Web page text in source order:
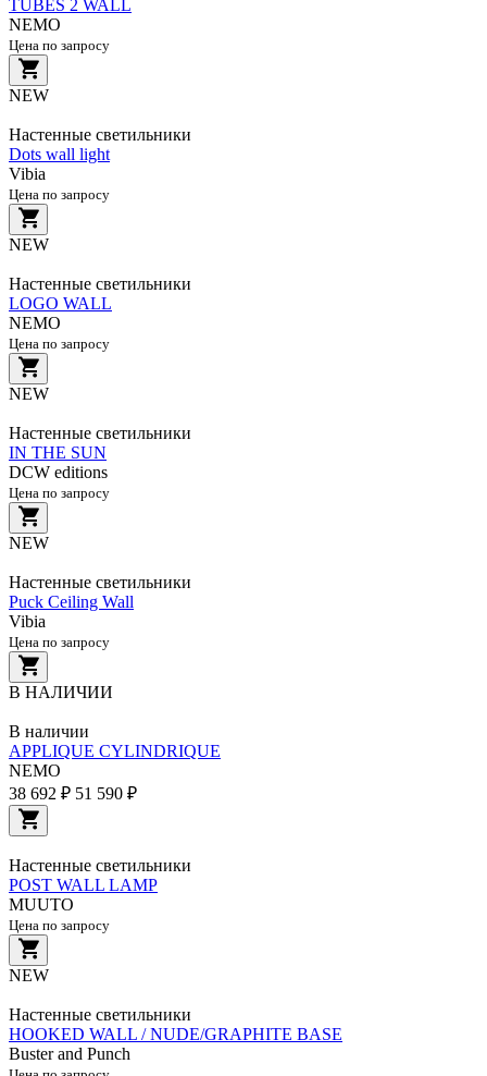
TUBES 2 WALL
NEMO
Цена по запросу
NEW
Настенные светильники
Dots wall light
Vibia
Цена по запросу
NEW
Настенные светильники
LOGO WALL
NEMO
Цена по запросу
NEW
Настенные светильники
IN THE SUN
DCW editions
Цена по запросу
NEW
Настенные светильники
Puck Ceiling Wall
Vibia
Цена по запросу
В НАЛИЧИИ
В наличии
APPLIQUE CYLINDRIQUE
NEMO
38 692 ₽ 51 590 ₽
Настенные светильники
POST WALL LAMP
MUUTO
Цена по запросу
NEW
Настенные светильники
HOOKED WALL / NUDE/GRAPHITE BASE
Buster and Punch